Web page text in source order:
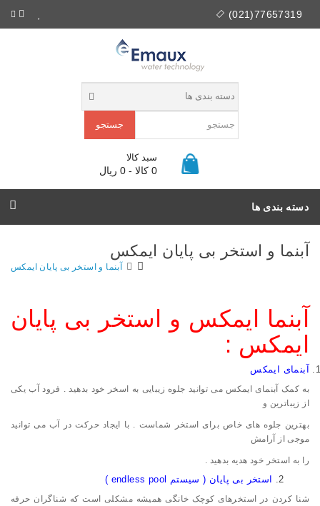
77657319(021)
جستجو
سبد کالا
0 کالا - 0 ریال
دسته بندی ها
آبنما و استخر بی پایان ایمکس
آبنما و استخر بی پایان ایمکس
آبنما ایمکس و استخر بی پایان
ایمکس :
آبنمای ایمکس
به کمک آبنمای ایمکس می توانید جلوه زیبایی به اسخر خود بدهید . فرود آب یکی
از زیباترین و
بهترین جلوه های خاص برای استخر شماست . با ایجاد حرکت در آب می توانید
موجی از آرامش
را به استخر خود هدیه بدهید .
استخر بی پایان ( سیستم endless pool )
شنا کردن در استخرهای کوچک خانگی همیشه مشکلی است که شناگران حرفه